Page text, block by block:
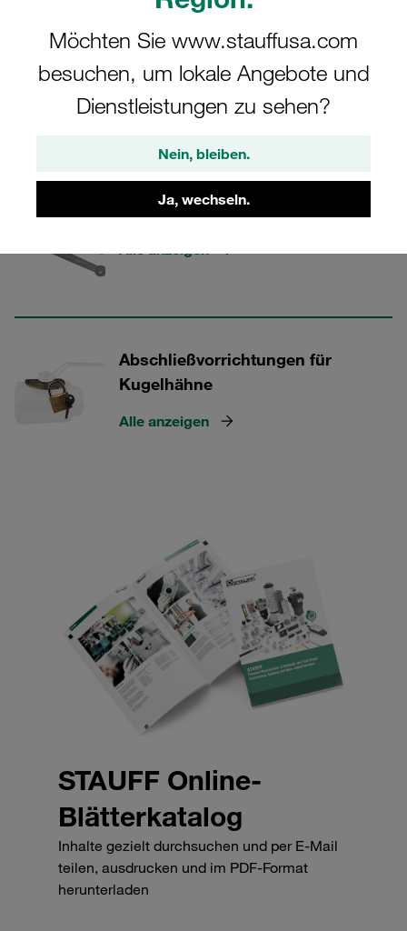
Möchten Sie www.stauffusa.com
besuchen, um lokale Angebote und
Dienstleistungen zu sehen?
Nein, bleiben.
Ja, wechseln.
STAUFF Ventile
Schaltgriffe für Kugelhähne
Alle anzeigen
Abschließvorrichtungen für
Kugelhähne
Alle anzeigen
STAUFF Online-
Blätterkatalog
Inhalte gezielt durchsuchen und per E-Mail
teilen, ausdrucken und im PDF-Format
herunterladen